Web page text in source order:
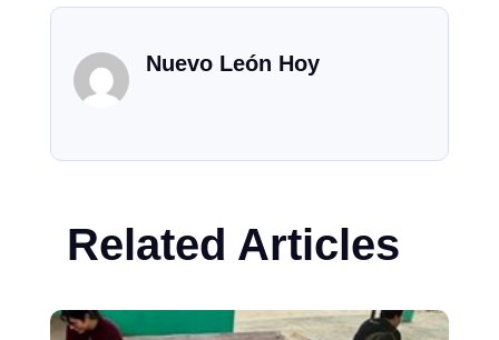
Nuevo León Hoy
Related Articles